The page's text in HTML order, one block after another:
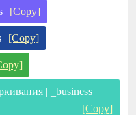
[Copy]
[Copy]
| _business
[Copy]